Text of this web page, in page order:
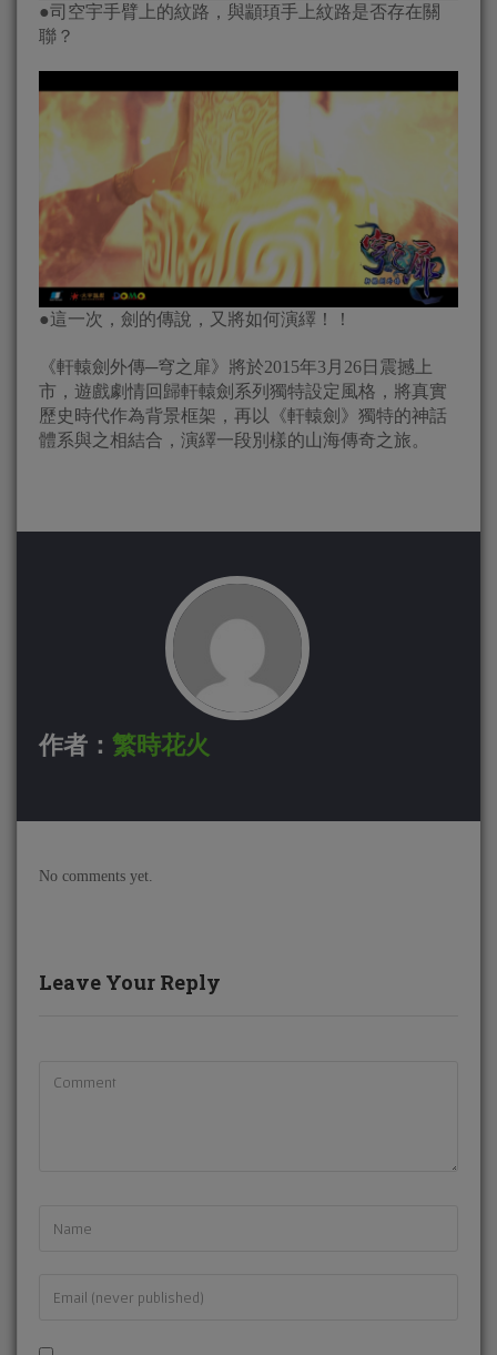
●司空宇手臂上的紋路，與顓頊手上紋路是否存在關
聯？
●這一次，劍的傳說，又將如何演繹！！
《軒轅劍外傳─穹之扉》將於2015年3月26日震撼上
市，遊戲劇情回歸軒轅劍系列獨特設定風格，將真實
歷史時代作為背景框架，再以《軒轅劍》獨特的神話
體系與之相結合，演繹一段別樣的山海傳奇之旅。
作者： 繁時花火
No comments yet.
Leave Your Reply